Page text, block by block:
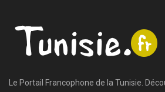
Le Portail Francophone de la Tunisie.